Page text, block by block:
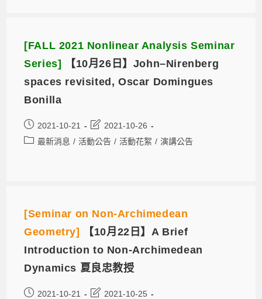
[FALL 2021 Nonlinear Analysis Seminar
Series]
【10月26日】John–Nirenberg
spaces revisited, Oscar Domingues
Bonilla
2021-10-21
2021-10-26
最新消息 / 活動公告 / 活動花絮 / 演講公告
[Seminar on Non-Archimedean
Geometry]
【10月22日】A Brief
Introduction to Non-Archimedean
Dynamics 夏良忠教授
2021-10-21
2021-10-25